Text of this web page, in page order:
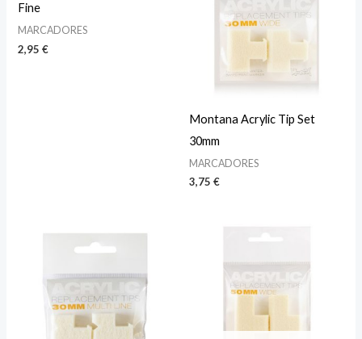
Fine
MARCADORES
2,95€
Montana Acrylic Tip Set
30mm
MARCADORES
3,75 €